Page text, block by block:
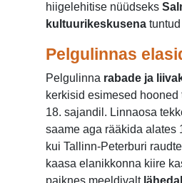
hiigelehitise nüüdseks
kultuurikeskusena
Pelgulinnas
Pelgulinna rabade ja
kerkisid esimesed
18. sajandil. Linnaosa
saame aga rääkida alates
kui Tallinn-Peterburi
kaasa elanikkonna kiire
paiknes meeldivalt